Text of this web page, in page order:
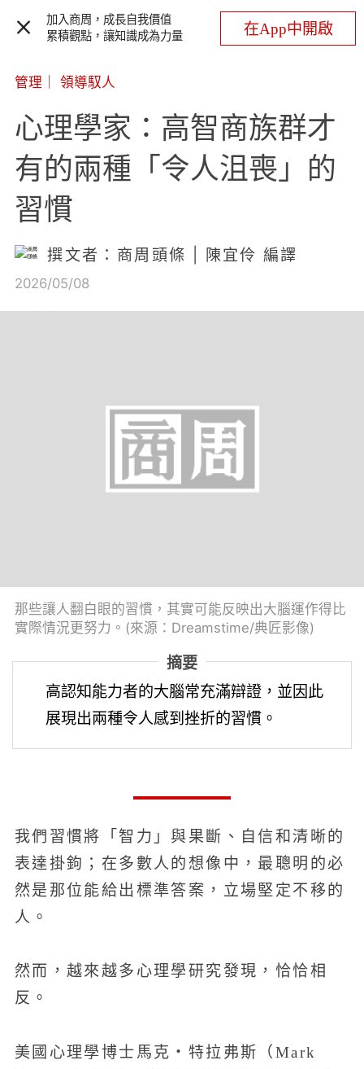
加入商周，成長自我價值
累積觀點，讓知識成為力量
在App中開啟
管理 領導馭人
心理學家：高智商族群才
有的兩種「令人沮喪」的
習慣
撰文者：商周頭條 | 陳宜伶 編譯
2026/05/08
那些讓人翻白眼的習慣，其實可能反映出大腦運作得比
實際情況更努力。(來源：Dreamstime/典匠影像)
摘要
高認知能力者的大腦常充滿辯證，並因此
展現出兩種令人感到挫折的習慣。
我們習慣將「智力」與果斷、自信和清晰的
表達掛鉤；在多數人的想像中，最聰明的必
然是那位能給出標準答案，立場堅定不移的
人。
然而，越來越多心理學研究發現，恰恰相
反。
美國心理學博士馬克‧特拉弗斯（Mark